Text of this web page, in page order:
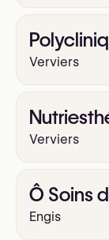
Verviers
Verviers
Ô Soins
Engis